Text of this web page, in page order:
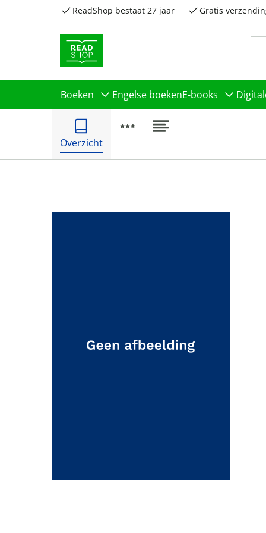
ReadShop bestaat 27 jaar Gratis
Boeken Engelse boekenE-books
Overzicht